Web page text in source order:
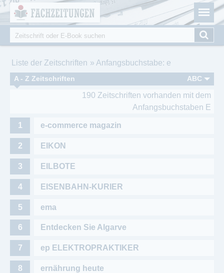
Fachzeitungen.de - Das unabhängige Portal für
Fachmagazine Fachpublikationen & eBooks
Suchformular
Suche
Liste der Zeitschriften
Anfangsbuchstabe: e
A - Z Zeitschriften
190 Zeitschriften vorhanden mit dem
Anfangsbuchstaben E
ABC
e-commerce magazin
EIKON
EILBOTE
EISENBAHN-KURIER
ema
Entdecken Sie Algarve
ep ELEKTROPRAKTIKER
ernährung heute
Cookie-Einstellungen